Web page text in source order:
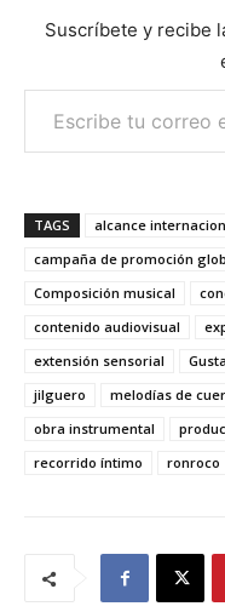
Suscríbete y recibe
Escribe tu correo electrónico…
TAGS alcance
campaña de promoción
Composición musical
contenido audiovisual
extensión sensorial
jilguero
melodías de
obra instrumental
recorrido íntimo
ronroco